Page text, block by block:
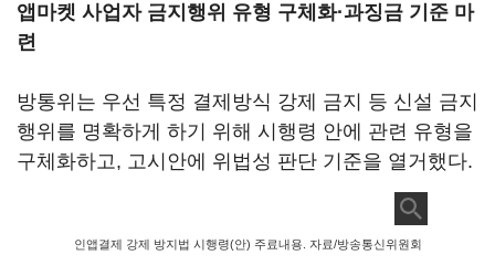
앱마켓 사업자 금지행위 유형 구체화·과징금 기준 마
련
방통위는 우선 특정 결제방식 강제 금지 등 신설 금지
행위를 명확하게 하기 위해 시행령 안에 관련 유형을
구체화하고, 고시안에 위법성 판단 기준을 열거했다.
인앱결제 강제 방지법 시행령(안) 주료내용. 자료/방송통신위원회